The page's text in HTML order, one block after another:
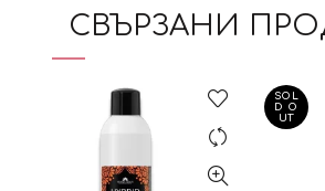
СВЪРЗАНИ
SOL
D O
UT